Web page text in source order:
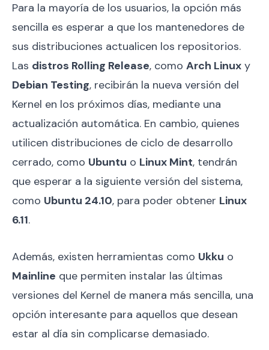
Para la mayoría de los usuarios, la opción más
sencilla es esperar a que los mantenedores de
sus distribuciones actualicen los repositorios.
Las distros Rolling Release, como Arch Linux y
Debian Testing, recibirán la nueva versión del
Kernel en los próximos días, mediante una
actualización automática. En cambio, quienes
utilicen distribuciones de ciclo de desarrollo
cerrado, como Ubuntu o Linux Mint, tendrán
que esperar a la siguiente versión del sistema,
como Ubuntu 24.10, para poder obtener Linux
6.11.
Además, existen herramientas como Ukku o
Mainline que permiten instalar las últimas
versiones del Kernel de manera más sencilla, una
opción interesante para aquellos que desean
estar al día sin complicarse demasiado.